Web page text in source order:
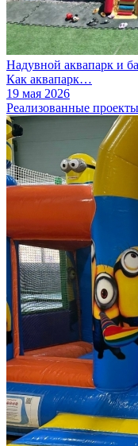
Надувной аквапарк и
Как аквапарк…
19 мая 2026
Реализованные проекты